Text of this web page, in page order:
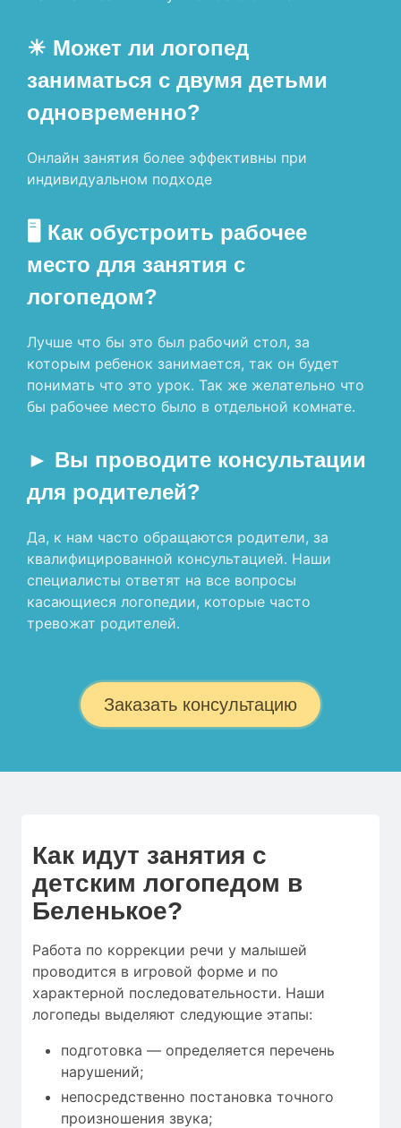
☀ Может ли логопед
заниматься с двумя детьми
одновременно?
Онлайн занятия более эффективны при
индивидуальном подходе
🖥 Как обустроить рабочее
место для занятия с
логопедом?
Лучше что бы это был рабочий стол, за
которым ребенок занимается, так он будет
понимать что это урок. Так же желательно что
бы рабочее место было в отдельной комнате.
► Вы проводите консультации
для родителей?
Да, к нам часто обращаются родители, за
квалифицированной консультацией. Наши
специалисты ответят на все вопросы
касающиеся логопедии, которые часто
тревожат родителей.
Заказать консультацию
Как идут занятия с
детским логопедом в
Беленькое?
Работа по коррекции речи у малышей
проводится в игровой форме и по
характерной последовательности. Наши
логопеды выделяют следующие этапы:
подготовка — определяется перечень
нарушений;
непосредственно постановка точного
произношения звука;